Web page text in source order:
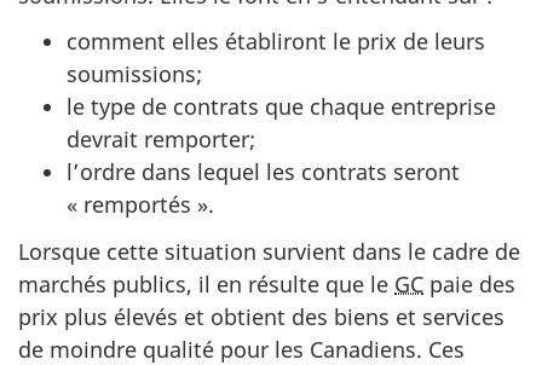
comment elles établiront le prix de leurs
soumissions;
le type de contrats que chaque entreprise
devrait remporter;
l’ordre dans lequel les contrats seront
« remportés ».
Lorsque cette situation survient dans le cadre de
marchés publics, il en résulte que le GC paie des
prix plus élevés et obtient des biens et services
de moindre qualité pour les Canadiens. Ces